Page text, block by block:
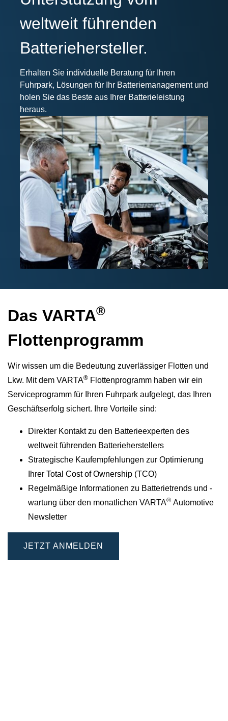
weltweit führenden
Batteriehersteller.
Erhalten Sie individuelle Beratung für Ihren
Fuhrpark, Lösungen für Ihr Batteriemanagement und
holen Sie das Beste aus Ihrer Batterieleistung
heraus.
Das VARTA®
Flottenprogramm
Wir wissen um die Bedeutung zuverlässiger Flotten und
Lkw. Mit dem VARTA® Flottenprogramm haben wir ein
Serviceprogramm für Ihren Fuhrpark aufgelegt, das Ihren
Geschäftserfolg sichert. Ihre Vorteile sind:
Direkter Kontakt zu den Batterieexperten des
weltweit führenden Batterieherstellers
Strategische Kaufempfehlungen zur Optimierung
Ihrer Total Cost of Ownership (TCO)
Regelmäßige Informationen zu Batterietrends und -
wartung über den monatlichen VARTA® Automotive
Newsletter
JETZT ANMELDEN